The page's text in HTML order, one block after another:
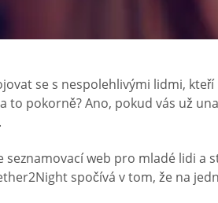
se s nespolehlivými lidmi,
to pokorně? Ano, pokud vás už
seznamovací web pro mladé lidi a
spočívá v tom, že na